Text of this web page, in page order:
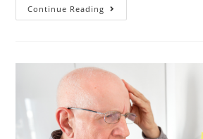
Continue Reading